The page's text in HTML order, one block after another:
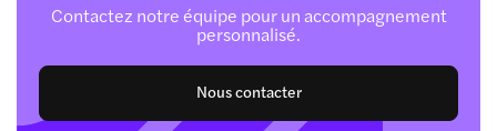
Contactez notre équipe pour un accompagnement
personnalisé.
Nous contacter